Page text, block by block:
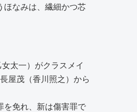
ほなみは、繊細かつ芯
太一）がクラスメイ
屋茂（香川照之）から
を免れ、新は傷害罪で